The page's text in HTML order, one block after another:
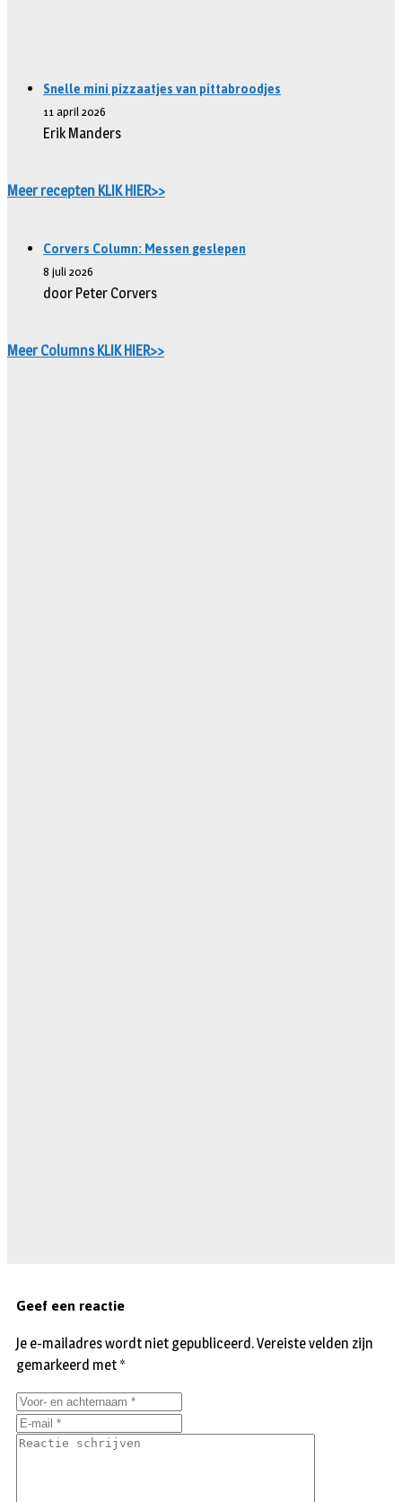
Snelle mini pizzaatjes van pittabroodjes
11 april 2026
Erik Manders
Meer recepten KLIK HIER>>
Corvers Column: Messen geslepen
8 juli 2026
door Peter Corvers
Meer Columns KLIK HIER>>
Geef een reactie
Je e-mailadres wordt niet gepubliceerd.Vereiste velden zijn
gemarkeerd met *